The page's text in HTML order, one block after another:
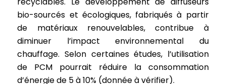
bio-sourcés et écologiques, fabriqués à partir
de matériaux renouvelables, contribue à
diminuer l’impact environnemental du
chauffage. Selon certaines études, l’utilisation
de PCM pourrait réduire la consommation
d’énergie de 5 à 10% (donnée à vérifier).